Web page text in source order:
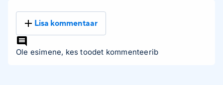
Lisa kommentaar
Ole esimene, kes toodet kommenteerib